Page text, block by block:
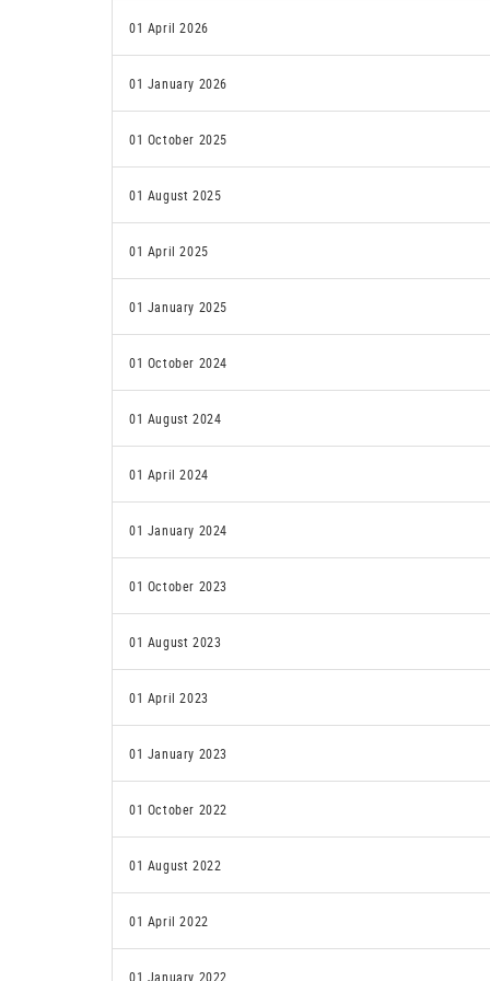
01 April 2026
01 January 2026
01 October 2025
01 August 2025
01 April 2025
01 January 2025
01 October 2024
01 August 2024
01 April 2024
01 January 2024
01 October 2023
01 August 2023
01 April 2023
01 January 2023
01 October 2022
01 August 2022
01 April 2022
01 January 2022